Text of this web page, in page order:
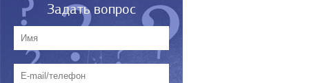
Задать вопрос